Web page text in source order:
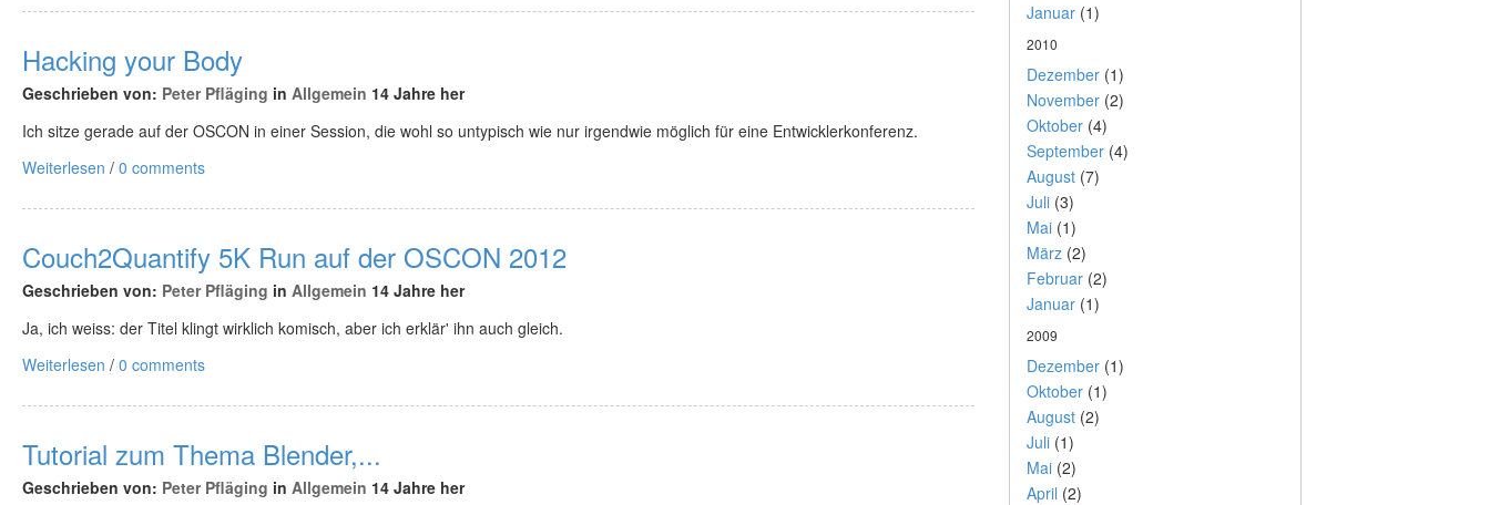
Hacking your Body
Geschrieben von: Peter Pfläging in Allgemein 14 Jahre her
Ich sitze gerade auf der OSCON in einer Session, die wohl so untypisch wie nur irgendwie möglich für eine Entwicklerkonferenz.
Weiterlesen / 0 comments
Couch2Quantify 5K Run auf der OSCON 2012
Geschrieben von: Peter Pfläging in Allgemein 14 Jahre her
Ja, ich weiss: der Titel klingt wirklich komisch, aber ich erklär' ihn auch gleich.
Weiterlesen / 0 comments
Tutorial zum Thema Blender,...
Geschrieben von: Peter Pfläging in Allgemein 14 Jahre her
Januar(1)
2010
Dezember(1)
November(2)
Oktober(4)
September(4)
August(7)
Juli(3)
Mai(1)
März(2)
Februar(2)
Januar(1)
2009
Dezember(1)
Oktober(1)
August(2)
Juli(1)
Mai(2)
April (2)